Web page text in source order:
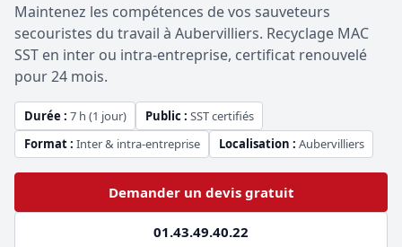
Maintenez les compétences de vos sauveteurs
secouristes du travail à Aubervilliers. Recyclage MAC
SST en inter ou intra-entreprise, certificat renouvelé
pour 24 mois.
Durée : 7 h (1 jour) Public : SST certifiés
Format : Inter & intra-entreprise Localisation : Aubervilliers
Demander un devis gratuit
01.43.49.40.22